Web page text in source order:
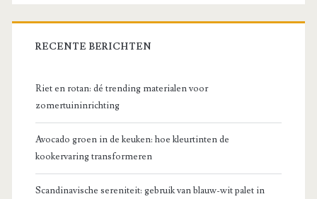
RECENTE BERICHTEN
Riet en rotan: dé trending materialen voor
zomertuininrichting
Avocado groen in de keuken: hoe kleurtinten de
kookervaring transformeren
Scandinavische sereniteit: gebruik van blauw-wit palet in